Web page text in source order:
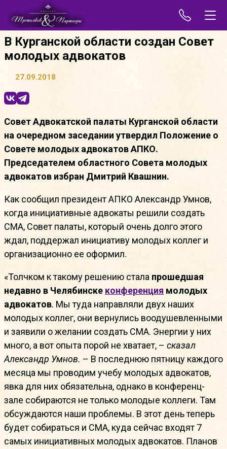
В Курганской области создан Совет
молодых адвокатов
27.09.2018
Совет Адвокатской палаты Курганской области
на очередном заседании утвердил Положение о
Совете молодых адвокатов АПКО.
Председателем областного Совета молодых
адвокатов избран Дмитрий Квашнин.
Как сообщил президент АПКО Александр Умнов,
когда инициативные адвокаты решили создать
СМА, Совет палаты, который очень долго этого
ждал, поддержал инициативу молодых коллег и
организационно ее оформил.
«Толчком к такому решению стала прошедшая
недавно в Челябинске конференция молодых
адвокатов. Мы туда направляли двух наших
молодых коллег, они вернулись воодушевленными
и заявили о желании создать СМА. Энергии у них
много, а вот опыта порой не хватает, – сказал
Александр Умнов. – В последнюю пятницу каждого
месяца мы проводим учебу молодых адвокатов,
явка для них обязательна, однако в конференц-
зале собираются не только молодые коллеги. Там
обсуждаются наши проблемы. В этот день теперь
будет собираться и СМА, куда сейчас входят 7
самых инициативных молодых адвокатов. Планов